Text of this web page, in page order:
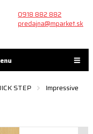
0918 882 882
predajna@mparket.sk
STEP
Impressive